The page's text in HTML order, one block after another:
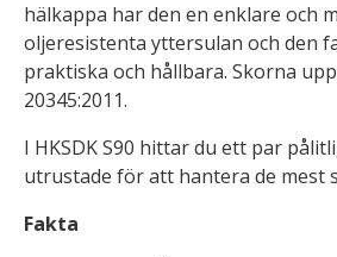
hälkappa har den en enklare och
oljeresistenta yttersulan och den
praktiska och hållbara. Skorna
20345:2011.
I HKSDK S90 hittar du ett par
utrustade för att hantera de mest
Fakta